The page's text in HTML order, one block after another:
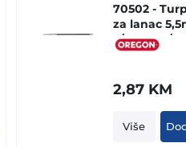
70502 -
za lanac
3/8 404 7/32
(komad)
2,87 KM
Više